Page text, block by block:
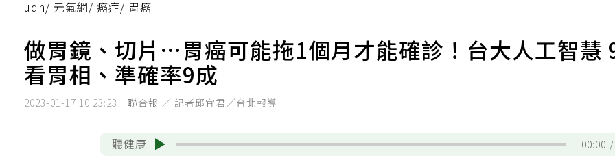
udn/ 元氣網/ 癌症/ 胃癌
做胃鏡、切片…胃癌可能拖1個月才能確診！台大人工智慧
看胃相、準確率9成
2023-01-17 10:23:23 聯合報 ／ 記者邱宜君／台北報導
聽健康 00:00 /